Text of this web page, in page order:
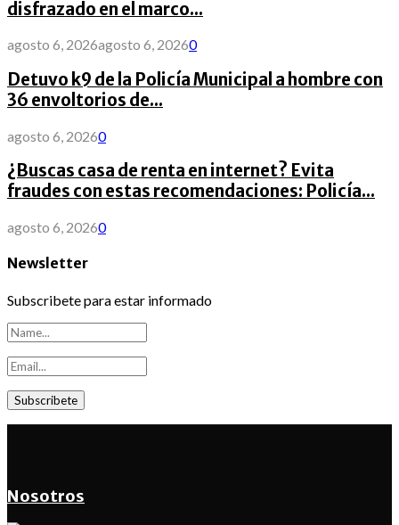
disfrazado en el marco...
agosto 6, 2026agosto 6, 20260
Detuvo k9 de la Policía Municipal a hombre con
36 envoltorios de...
agosto 6, 20260
¿Buscas casa de renta en internet? Evita
fraudes con estas recomendaciones: Policía...
agosto 6, 20260
Newsletter
Subscribete para estar informado
Nosotros